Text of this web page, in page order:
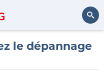
Rechercher
le dépannage